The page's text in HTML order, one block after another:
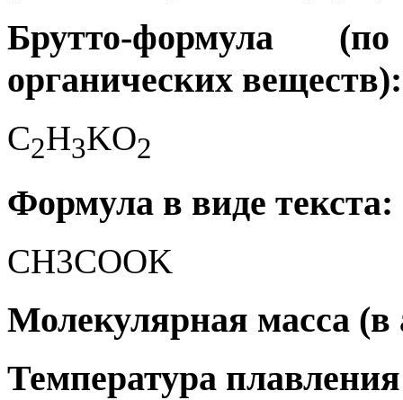
Брутто-формула
органических веществ):
C2H3KO2
Формула в виде текста:
CH3COOK
Молекулярная масса (в
Температура